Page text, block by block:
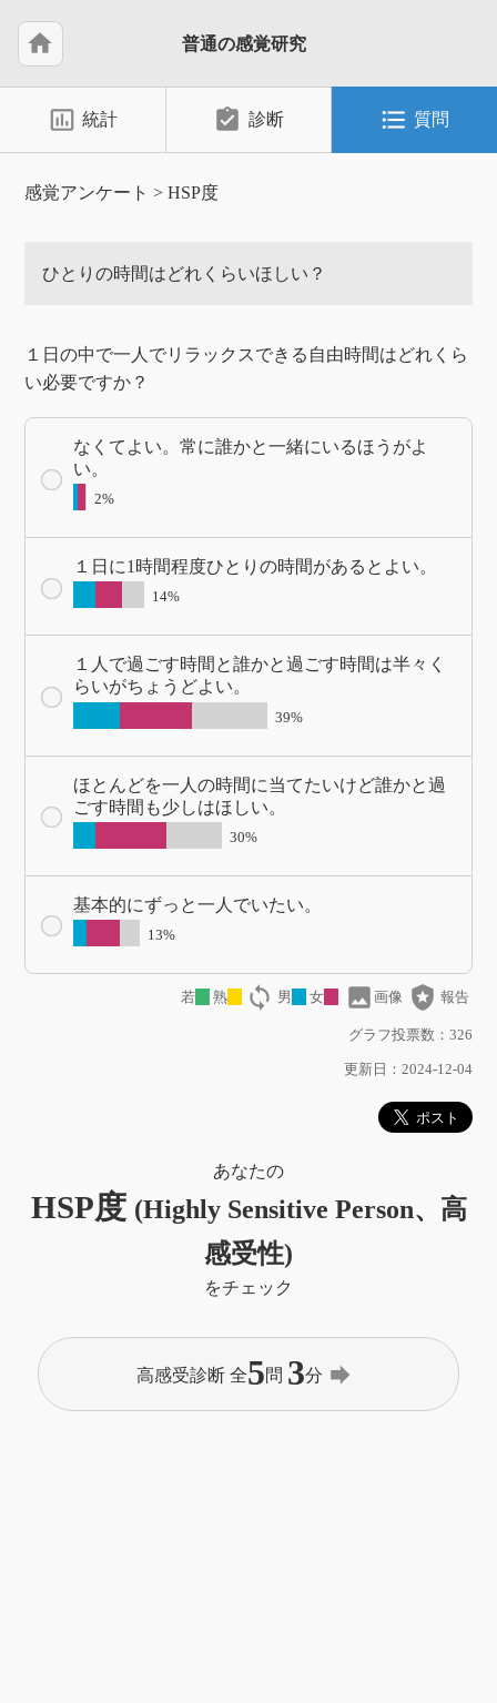
home 普通の感覚研究
insert_chart_outlined 統計 assignment_turned_in 診断 format_list_bulleted 質問
感覚アンケート >HSP度
ひとりの時間はどれくらいほしい？
１日の中で一人でリラックスできる自由時間はどれくら
い必要ですか？
なくてよい。常に誰かと一緒にいるほうがよ
い。
2%
１日に1時間程度ひとりの時間があるとよい。
14%
１人で過ごす時間と誰かと過ごす時間は半々く
らいがちょうどよい。
39%
ほとんどを一人の時間に当てたいけど誰かと過
ごす時間も少しはほしい。
30%
基本的にずっと一人でいたい。
13%
若 熟 loop 男 女 image 画像 local_police 報告
グラフ投票数：326
更新日：2024-12-04
あなたの
HSP度 (Highly Sensitive Person、高
感受性)
をチェック
高感受診断 全5問 3分 forward